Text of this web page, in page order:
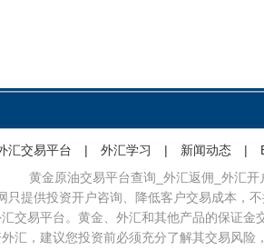
汇交易平台 | 外汇学习 | 新闻动态 |
黄金原油交易平台查询_外汇返佣_外汇开
只提供投资开户咨询、降低客户交易成本，
交易平台。黄金、外汇和其他产品的保证金
汇，建议您投资前必须充分了解其交易风险